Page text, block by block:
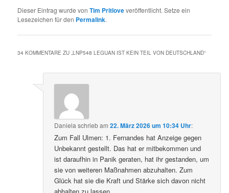
Dieser Eintrag wurde vonTim Pritloveveröffentlicht. Setze ein
Lesezeichen für den Permalink.
34 KOMMENTARE ZU „LNP548 LEGUAN IST KEIN TEIL VON DEUTSCHLAND“
Daniela schriebam22. März 2026 um 10:34 Uhr:
Zum Fall Ulmen: 1. Fernandes hat Anzeige gegen
Unbekannt gestellt. Das hat er mitbekommen und
ist daraufhin in Panik geraten, hat ihr gestanden, um
sie von weiteren Maßnahmen abzuhalten. Zum
Glück hat sie die Kraft und Stärke sich davon nicht